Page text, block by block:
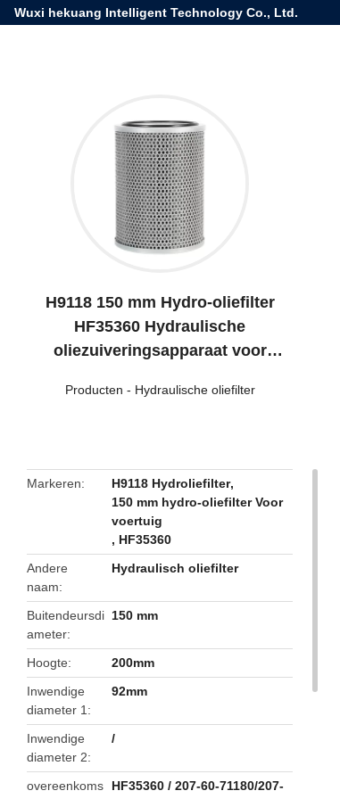
Wuxi hekuang Intelligent Technology Co., Ltd.
H9118 150 mm Hydro-oliefilter
HF35360 Hydraulische
oliezuiveringsapparaat voor
Producten - Hydraulische oliefilter
Markeren H9118 Hydroliefilter,
150 mm hydro-oliefilter Voor
voertuig
, HF35360
Andere
naam
Hydraulisch oliefilter
Buitendeursdi
ameter
150 mm
Hoogte
200mm
Inwendige
diameter 1
92mm
Inwendige
diameter 2
/
overeenkoms
HF35360 / 207-60-71180/207-